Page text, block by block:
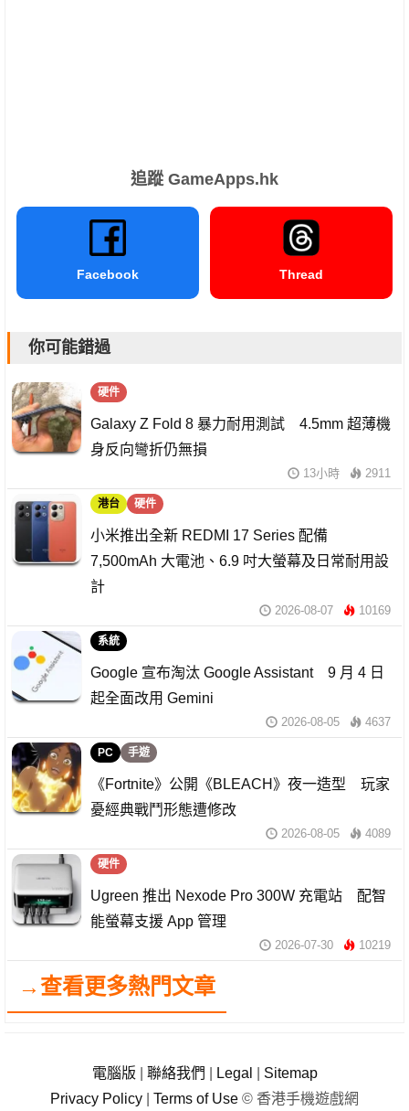
追蹤 GameApps.hk
Facebook Thread
你可能錯過
硬件
Galaxy Z Fold 8 暴力耐用測試 4.5mm 超薄機
身反向彎折仍無損
13小時 2911
港台 硬件
小米推出全新 REDMI 17 Series 配備
7,500mAh 大電池、6.9 吋大螢幕及日常耐用設
計
2026-08-07 10169
系統
Google 宣布淘汰 Google Assistant 9 月 4 日
起全面改用 Gemini
2026-08-05 4637
PC 手遊
《Fortnite》公開《BLEACH》夜一造型 玩家
憂經典戰鬥形態遭修改
2026-08-05 4089
硬件
Ugreen 推出 Nexode Pro 300W 充電站 配智
能螢幕支援 App 管理
2026-07-30 10219
→查看更多熱門文章
電腦版 聯絡我們 Legal
Sitemap
Privacy Policy
Terms of Use © 香港手機遊戲網